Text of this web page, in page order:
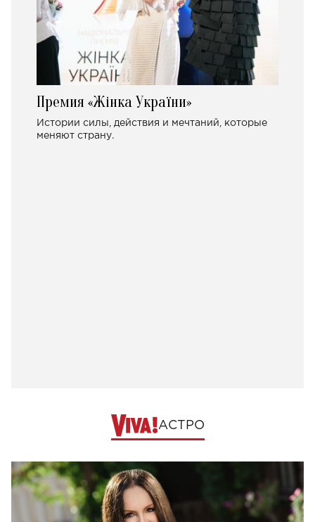
Премия «Жінка України»
Истории силы, действия и мечтаний, которые
меняют страну.
АСТРО